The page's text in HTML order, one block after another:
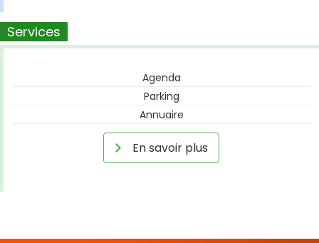
Services
Agenda
Parking
Annuaire
En savoir plus